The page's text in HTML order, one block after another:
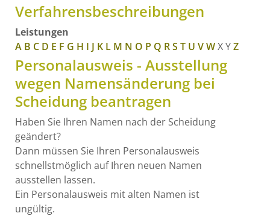
Verfahrensbeschreibungen
Leistungen
A B C D E F G H I J K L M N O P Q RS T U VWXYZ
Personalausweis - Ausstellung
wegen Namensänderung bei
Scheidung beantragen
Haben Sie Ihren Namen nach der Scheidung
geändert?
Dann müssen Sie Ihren Personalausweis
schnellstmöglich auf Ihren neuen Namen
ausstellen lassen.
Ein Personalausweis mit alten Namen ist
ungültig.